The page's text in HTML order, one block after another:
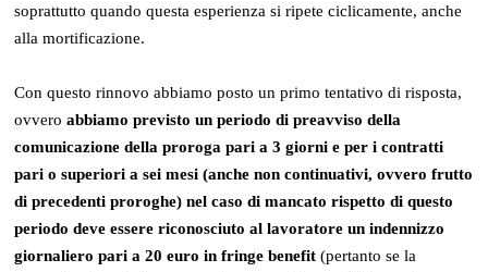
soprattutto quando questa esperienza si ripete ciclicamente, anche
alla mortificazione.
Con questo rinnovo abbiamo posto un primo tentativo di risposta,
ovveroabbiamo previsto un periodo di preavviso della
comunicazione della proroga pari a 3 giorni e per i contratti
pari o superiori a sei mesi (anche non continuativi, ovvero frutto
di precedenti proroghe) nel caso di mancato rispetto di questo
periodo deve essere riconosciuto al lavoratore un indennizzo
giornaliero pari a 20 euro in fringe benefit (pertanto se la